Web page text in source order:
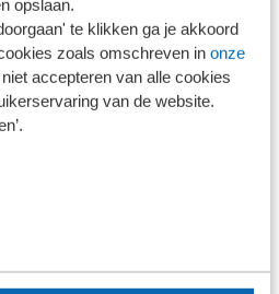
opslaan.
te klikken ga je akkoord
zoals omschreven in onze
accepteren van alle cookies
van de website.
SRAvan toepassing.
en kan worden afgenomen als